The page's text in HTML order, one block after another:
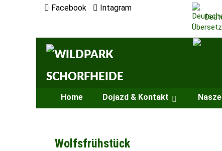
Facebook Intagram
Home Dojazd & Kontakt
Wolfsfrühstück